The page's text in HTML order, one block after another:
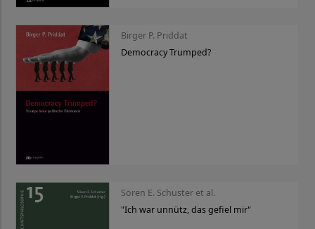
Birger P. Priddat
Democracy Trumped?
Sören E. Schuster et al.
"Ich war unnütz, das gefiel mir"